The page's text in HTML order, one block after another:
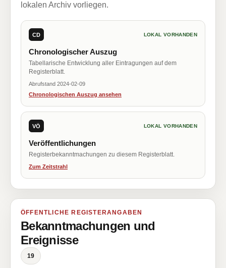
lokalen Archiv vorliegen.
CD LOKAL VORHANDEN
Chronologischer Auszug
Tabellarische Entwicklung aller Eintragungen auf dem
Registerblatt.
Abrufstand 2024-02-09
Chronologischen Auszug ansehen
VÖ LOKAL VORHANDEN
Veröffentlichungen
Registerbekanntmachungen zu diesem Registerblatt.
Zum Zeitstrahl
ÖFFENTLICHE REGISTERANGABEN
Bekanntmachungen und
Ereignisse
19